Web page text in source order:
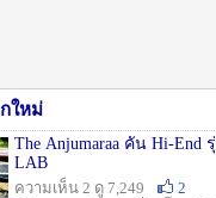
ใหม่
The Anjumaraa คัน Hi-End
LAB
ความเห็น 2 ดู 7,249
2